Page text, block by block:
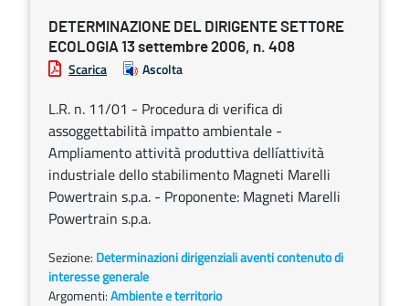
DETERMINAZIONE DEL DIRIGENTE SETTORE
ECOLOGIA 13 settembre 2006, n. 408
Scarica Ascolta
L.R. n. 11/01 - Procedura di verifica di
assoggettabilità impatto ambientale -
Ampliamento attività produttiva dellíattività
industriale dello stabilimento Magneti Marelli
Powertrain s.p.a. - Proponente: Magneti Marelli
Powertrain s.p.a.
Sezione: Determinazioni dirigenziali aventi contenuto di
interesse generale
Argomenti:Ambiente e territorio